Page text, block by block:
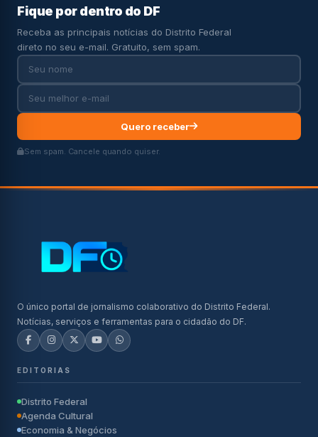
Fique por dentro do DF
Receba as principais notícias do Distrito Federal
direto no seu e-mail. Gratuito, sem spam.
Quero receber
Sem spam. Cancele quando quiser.
O único portal de jornalismo colaborativo do Distrito Federal.
Notícias, serviços e ferramentas para o cidadão do DF.
EDITORIAS
Distrito Federal
Agenda Cultural
Economia & Negócios